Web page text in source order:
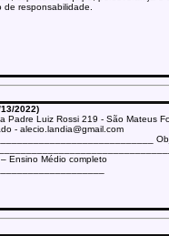
responsabilidade.
2022)
Padre Luiz Rossi 219 - São Mateus
- alecio.landia@gmail.com
Ensino Médio completo